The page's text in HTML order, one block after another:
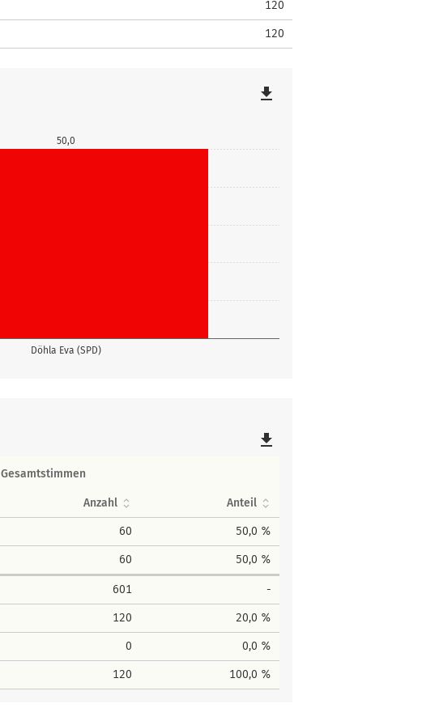
120
120
Döhla Eva (SPD)
50,0
file_download
file_download
Gesamtstimmen
Anzahl Anteil
60 50,0 %
60 50,0 %
601 -
120 20,0 %
0 0,0 %
120 100,0 %